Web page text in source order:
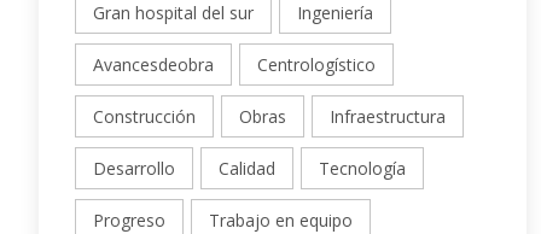
Gran hospital del sur Ingeniería
Avancesdeobra Centrologístico
Construcción Obras Infraestructura
Desarrollo Calidad Tecnología
Progreso Trabajo en equipo